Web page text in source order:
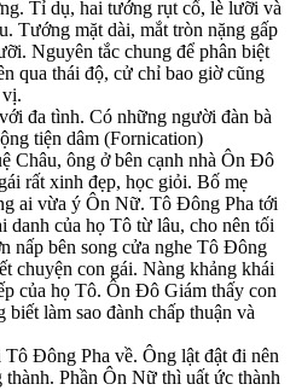
Tỉ dụ, hai tướng rụt cổ, lè lưỡi và
Tướng mặt dài, mắt tròn nặng gấp
Nguyên tắc chung để phân biệt
qua thái độ, cử chỉ bao giờ cũng
đa tình. Có những người đàn bà
tiện dâm (Fornication)
Châu, ông ở bên cạnh nhà Ôn Đô
rất xinh đẹp, học giỏi. Bố mẹ
ai vừa ý Ôn Nữ. Tô Đông Pha tới
danh của họ Tô từ lâu, cho nên tối
nấp bên song cửa nghe Tô Đông
chuyện con gái. Nàng khảng khái
của họ Tô. Ôn Đô Giám thấy con
làm sao đành chấp thuận và
Đông Pha về. Ông lật đật đi nên
Phần Ôn Nữ thì uất ức thành